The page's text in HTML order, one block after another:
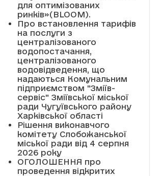
для оптимізованих
ринків»(BLOOM).
Про встановлення тарифів
на послуги з
централізованого
водопостачання,
централізованого
водовідведення, що
надаються Комунальним
підприємством "Зміїв-
сервіс" Зміївської міської
ради Чугуївського району
Харківської області
Рішення виконавчого
комітету Слобожанської
міської ради від 4 серпня
2026 року
ОГОЛОШЕННЯ про
проведення відкритих